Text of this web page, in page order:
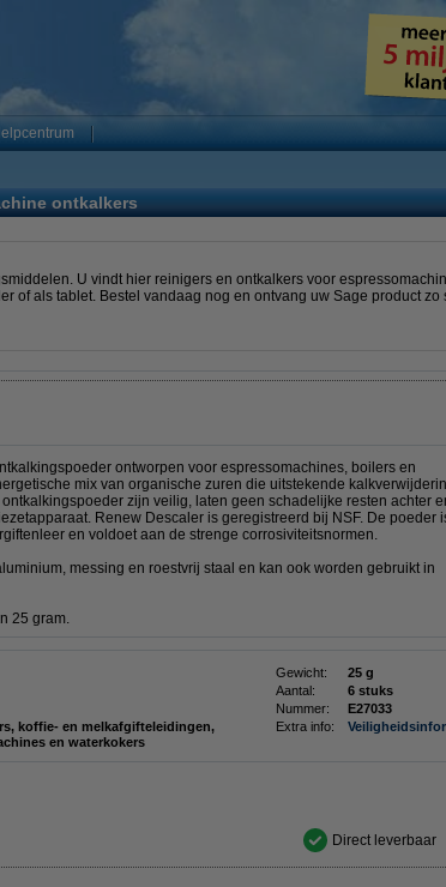
ontkalkers
U vindt hier reinigers en ontkalkers voor
of als tablet. Bestel vandaag nog en ontvang uw Sage product zo
ontworpen voor espressomachines, boilers en
mix van organische zuren die uitstekende
zijn veilig, laten geen schadelijke resten achter
Renew Descaler is geregistreerd bij NSF. De poeder
en voldoet aan de strenge corrosiviteitsnormen.
messing en roestvrij staal en kan ook worden gebruikt in
25 gram.
Gewicht:
25 g
Aantal:
6 stuks
Nummer:
E27033
koffie- en melkafgifteleidingen,
en waterkokers
Extra info:
Direct leverbaar